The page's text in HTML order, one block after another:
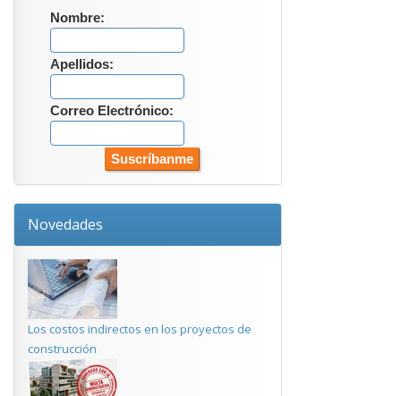
Nombre:
Apellidos:
Correo Electrónico:
Novedades
Los costos indirectos en los proyectos de
construcción